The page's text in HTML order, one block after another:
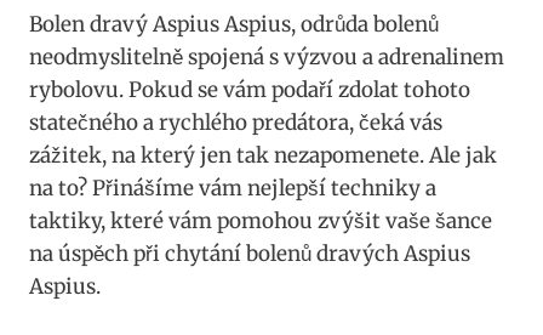
Bolen dravý ⁢Aspius Aspius, odrůda bolenů
neodmyslitelně ​spojená s výzvou a adrenalinem‌
rybolovu. Pokud se vám podaří ‌zdolat tohoto
statečného a rychlého predátora,⁢ čeká vás
zážitek, na který jen tak nezapomenete. Ale jak
na to? Přinášíme vám nejlepší techniky a
‍taktiky, ⁢které vám pomohou zvýšit vaše šance
na úspěch⁣ při chytání bolenů dravých Aspius
Aspius.